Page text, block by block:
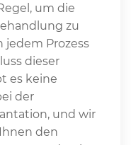
um die
zu
jedem Prozess
dieser
es keine
der
und wir
den